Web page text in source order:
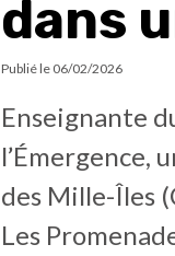
dans
Publié le 06/02/2026
Enseignante
l’Émergence,
des Mille-Îles
Les